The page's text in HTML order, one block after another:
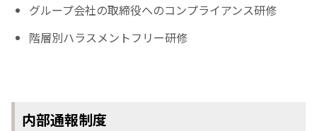
グループ会社の取締役へのコンプライアンス研修
階層別ハラスメントフリー研修
内部通報制度